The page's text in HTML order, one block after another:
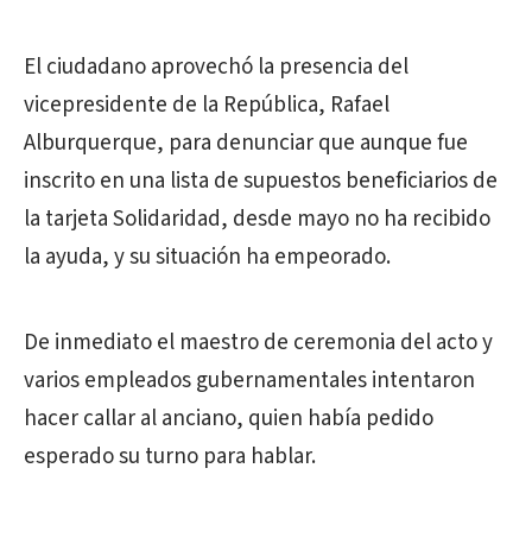
El ciudadano aprovechó la presencia del
vicepresidente de la República, Rafael
Alburquerque, para denunciar que aunque fue
inscrito en una lista de supuestos beneficiarios de
la tarjeta Solidaridad, desde mayo no ha recibido
la ayuda, y su situación ha empeorado.
De inmediato el maestro de ceremonia del acto y
varios empleados gubernamentales intentaron
hacer callar al anciano, quien había pedido
esperado su turno para hablar.